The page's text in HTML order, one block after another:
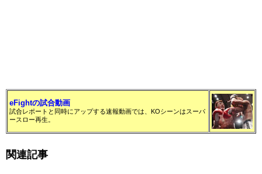
eFightの試合動画
試合レポートと同時にアップする速報動画では、KOシーンはスーパ
ースロー再生。
関連記事